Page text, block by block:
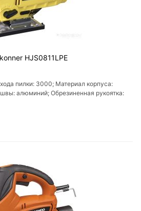
HJS0811LPE
пилки: 3000; Материал корпуса:
алюминий; Обрезиненная рукоятка: